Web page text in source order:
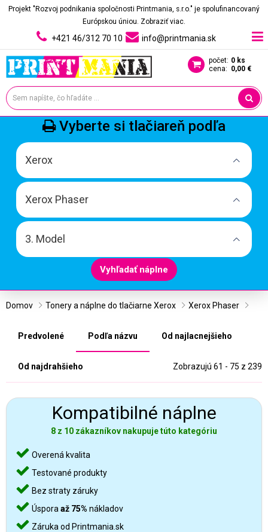
Projekt "Rozvoj podnikania spoločnosti Printmania, s.r.o." je spolufinancovaný
Európskou úniou. Zobraziť viac.
+421 46/312 70 10 info@printmania.sk
počet: 0 ks
cena: 0,00 €
Vyberte si tlačiareň podľa
Xerox
Xerox Phaser
3. Model
Vyhľadať náplne
Domov Tonery a náplne do tlačiarne Xerox Xerox Phaser
Predvolené Podľa názvu Od najlacnejšieho
Od najdrahšieho Zobrazujú 61 - 75 z 239
Kompatibilné náplne
8 z 10 zákazníkov nakupuje túto kategóriu
Overená kvalita
Testované produkty
Bez straty záruky
Úspora až 75% nákladov
Záruka od Printmania.sk